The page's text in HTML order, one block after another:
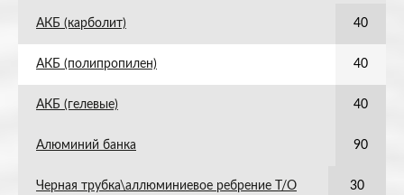
АКБ (карболит) 40
АКБ (полипропилен) 40
АКБ (гелевые) 40
Алюминий банка 90
Черная трубка\аллюминиевое ребрение Т/О 30